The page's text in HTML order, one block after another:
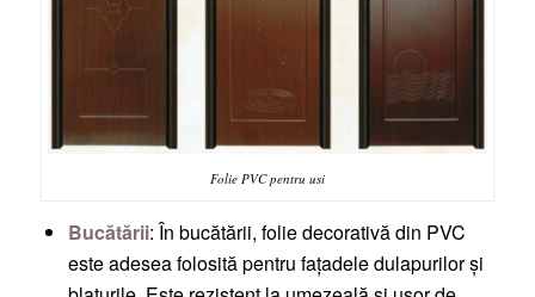
Folie PVC pentru usi
Bucătării: În bucătării, folie decorativă din PVC
este adesea folosită pentru fațadele dulapurilor și